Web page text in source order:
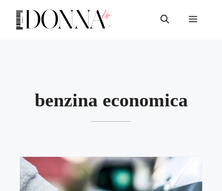
contenuto
Menu
benzina economica